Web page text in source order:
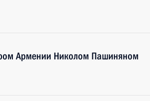
Армении Николом Пашиняном